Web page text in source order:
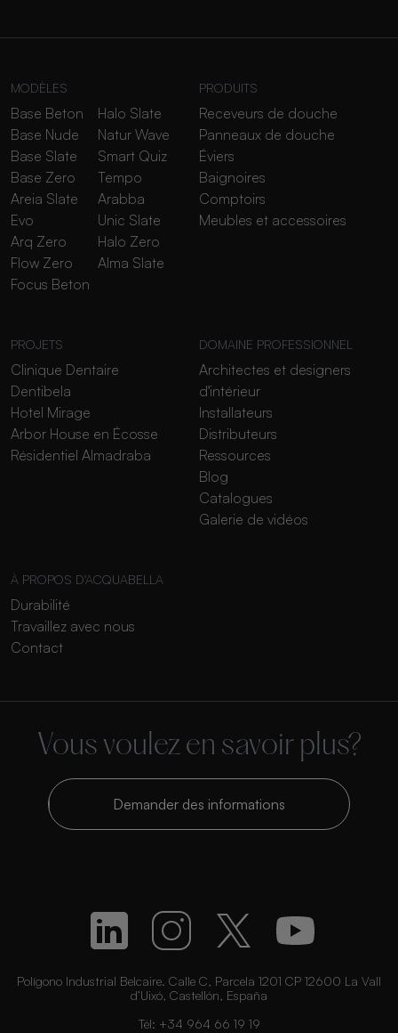
MODÈLES
Base Beton
Base Nude
Base Slate
Base Zero
Areia Slate
Evo
Arq Zero
Flow Zero
Focus Beton
Halo Slate
Natur Wave
Smart Quiz
Tempo
Arabba
Unic Slate
Halo Zero
Alma Slate
PRODUITS
Receveurs de douche
Panneaux de douche
Éviers
Baignoires
Comptoirs
Meubles et accessoires
PROJETS
Clinique Dentaire
Dentibela
Hotel Mirage
Arbor House en Écosse
Résidentiel Almadraba
DOMAINE PROFESSIONNEL
Architectes et designers
d'intérieur
Installateurs
Distributeurs
Ressources
Blog
Catalogues
Galerie de vidéos
À PROPOS D'ACQUABELLA
Durabilité
Travaillez avec nous
Contact
Vous voulez en savoir plus?
Demander des informations
Polígono Industrial Belcaire. Calle C, Parcela 1201 CP 12600 La Vall
d’Uixó, Castellón, España
Tél: +34 964 66 19 19